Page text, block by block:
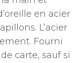
en acier
L’acier
Fourni
carte, sauf si